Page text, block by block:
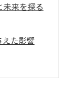
来を探る
た影響
視点